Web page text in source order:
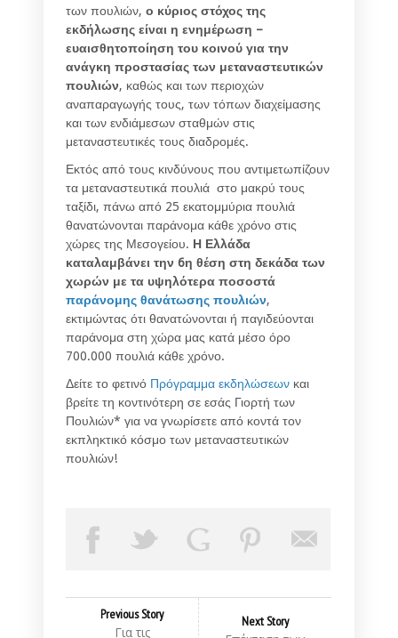
των πουλιών, ο κύριος στόχος της
εκδήλωσης είναι η ενημέρωση –
ευαισθητοποίηση του κοινού για την
ανάγκη προστασίας των μεταναστευτικών
πουλιών, καθώς και των περιοχών
αναπαραγωγής τους, των τόπων διαχείμασης
και των ενδιάμεσων σταθμών στις
μεταναστευτικές τους διαδρομές.
Εκτός από τους κινδύνους που αντιμετωπίζουν
τα μεταναστευτικά πουλιά στο μακρύ τους
ταξίδι, πάνω από 25 εκατομμύρια πουλιά
θανατώνονται παράνομα κάθε χρόνο στις
χώρες της Μεσογείου. Η Ελλάδα
καταλαμβάνει την 6η θέση στη δεκάδα των
χωρών με τα υψηλότερα ποσοστά
παράνομης θανάτωσης πουλιών,
εκτιμώντας ότι θανατώνονται ή παγιδεύονται
παράνομα στη χώρα μας κατά μέσο όρο
700.000 πουλιά κάθε χρόνο.
Δείτε το φετινό Πρόγραμμα εκδηλώσεων και
βρείτε τη κοντινότερη σε εσάς Γιορτή των
Πουλιών* για να γνωρίσετε από κοντά τον
εκπληκτικό κόσμο των μεταναστευτικών
πουλιών!
Previous Story
Για τις
Next Story